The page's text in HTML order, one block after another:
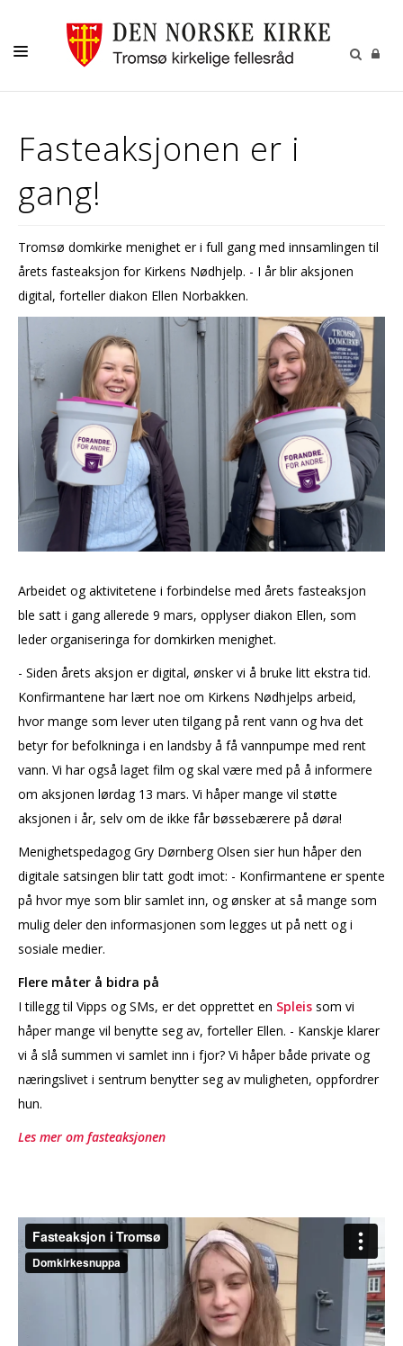
AKTIVITETER OG KONSERTER
KONFIRMASJON
VIGSEL
KONTAKT
Fasteaksjonen er i
gang!
Tromsø domkirke menighet er i full gang med innsamlingen til
årets fasteaksjon for Kirkens Nødhjelp. - I år blir aksjonen
digital, forteller diakon Ellen Norbakken.
Arbeidet og aktivitetene i forbindelse med årets fasteaksjon
ble satt i gang allerede 9 mars, opplyser diakon Ellen, som
leder organiseringa for domkirken menighet.
- Siden årets aksjon er digital, ønsker vi å bruke litt ekstra tid.
Konfirmantene har lært noe om Kirkens Nødhjelps arbeid,
hvor mange som lever uten tilgang på rent vann og hva det
betyr for befolkninga i en landsby å få vannpumpe med rent
vann. Vi har også laget film og skal være med på å informere
om aksjonen lørdag 13 mars. Vi håper mange vil støtte
aksjonen i år, selv om de ikke får bøssebærere på døra!
Menighetspedagog Gry Dørnberg Olsen sier hun håper den
digitale satsingen blir tatt godt imot: - Konfirmantene er spente
på hvor mye som blir samlet inn, og ønsker at så mange som
mulig deler den informasjonen som legges ut på nett og i
sosiale medier.
Flere måter å bidra på
I tillegg til Vipps og SMs, er det opprettet en Spleis som vi
håper mange vil benytte seg av, forteller Ellen. - Kanskje klarer
vi å slå summen vi samlet inn i fjor? Vi håper både private og
næringslivet i sentrum benytter seg av muligheten, oppfordrer
hun.
Les mer om fasteaksjonen